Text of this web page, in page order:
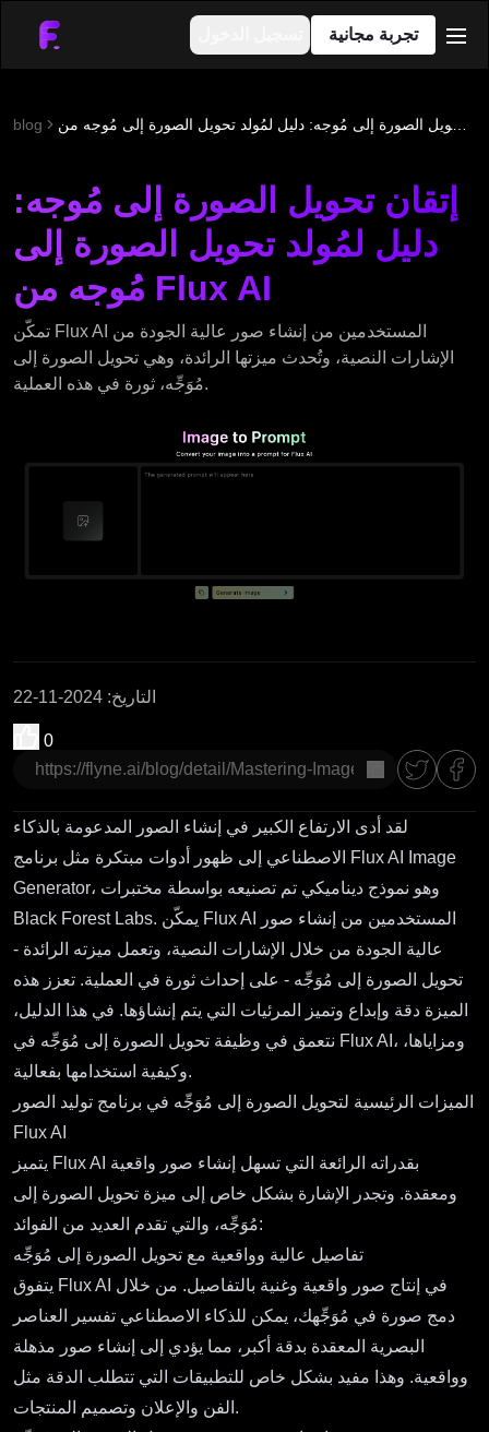
تجربة مجانية
blog إتقان تحويل الصورة إلى مُوجه: دليل لمُولد تحويل الصورة إلى مُوجه من Flux AI
إتقان تحويل الصورة إلى مُوجه:
دليل لمُولد تحويل الصورة إلى
مُوجه من Flux AI
تمكّن Flux AI المستخدمين من إنشاء صور عالية الجودة من
الإشارات النصية، وتُحدث ميزتها الرائدة، وهي تحويل الصورة إلى
مُوَجِّه، ثورة في هذه العملية.
التاريخ:
2024-11-22
0
نسخ
لقد أدى الارتفاع الكبير في إنشاء الصور المدعومة بالذكاء
الاصطناعي إلى ظهور أدوات مبتكرة مثل برنامج Flux AI Image
Generator، وهو نموذج ديناميكي تم تصنيعه بواسطة مختبرات
Black Forest Labs. يمكّن Flux AI المستخدمين من إنشاء صور
عالية الجودة من خلال الإشارات النصية، وتعمل ميزته الرائدة -
تحويل الصورة إلى مُوَجِّه - على إحداث ثورة في العملية. تعزز هذه
الميزة دقة وإبداع وتميز المرئيات التي يتم إنشاؤها. في هذا الدليل،
نتعمق في وظيفة تحويل الصورة إلى مُوَجِّه في Flux AI، ومزاياها،
وكيفية استخدامها بفعالية.
الميزات الرئيسية لتحويل الصورة إلى مُوَجِّه في برنامج توليد الصور
Flux AI
يتميز Flux AI بقدراته الرائعة التي تسهل إنشاء صور واقعية
ومعقدة. وتجدر الإشارة بشكل خاص إلى ميزة تحويل الصورة إلى
مُوَجِّه، والتي تقدم العديد من الفوائد:
تفاصيل عالية وواقعية مع تحويل الصورة إلى مُوَجِّه
يتفوق Flux AI في إنتاج صور واقعية وغنية بالتفاصيل. من خلال
دمج صورة في مُوَجِّهك، يمكن للذكاء الاصطناعي تفسير العناصر
البصرية المعقدة بدقة أكبر، مما يؤدي إلى إنشاء صور مذهلة
وواقعية. وهذا مفيد بشكل خاص للتطبيقات التي تتطلب الدقة مثل
الفن والإعلان وتصميم المنتجات.